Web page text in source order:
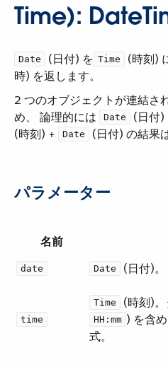
Time):
Date ​ (日付) を​ Time (時刻)
時) を返します。
2 つのオブジェクトが連結さ
め、 論理的には ​
Date (日付)
(時刻) + ​
Date (日付) の結果
パラメーター
名前
date Date ​ (日付)。
time
Time (時刻)
HH:mm ​) を含
式。